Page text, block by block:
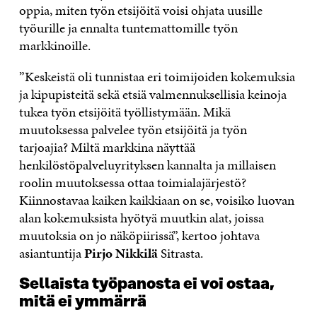
oppia, miten työn etsijöitä voisi ohjata uusille
työurille ja ennalta tuntemattomille työn
markkinoille.
”Keskeistä oli tunnistaa eri toimijoiden kokemuksia
ja kipupisteitä sekä etsiä valmennuksellisia keinoja
tukea työn etsijöitä työllistymään. Mikä
muutoksessa palvelee työn etsijöitä ja työn
tarjoajia? Miltä markkina näyttää
henkilöstöpalveluyrityksen kannalta ja millaisen
roolin muutoksessa ottaa toimialajärjestö?
Kiinnostavaa kaiken kaikkiaan on se, voisiko luovan
alan kokemuksista hyötyä muutkin alat, joissa
muutoksia on jo näköpiirissä”, kertoo johtava
asiantuntijaPirjo NikkiläSitrasta.
Sellaista työpanosta ei voi ostaa,
mitä ei ymmärrä